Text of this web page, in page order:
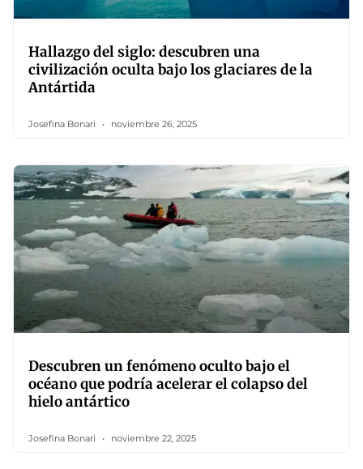
Hallazgo del siglo: descubren una
civilización oculta bajo los glaciares de la
Antártida
Josefina Bonari noviembre 26, 2025
Descubren un fenómeno oculto bajo el
océano que podría acelerar el colapso del
hielo antártico
Josefina Bonari noviembre 22, 2025